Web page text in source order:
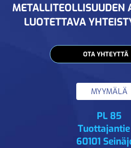
METALLITEOLLISUUDEN
LUOTETTAVA
OTA YHTEYTTÄ
MYYMÄLÄ
PL 85
Tuottajantie
60101